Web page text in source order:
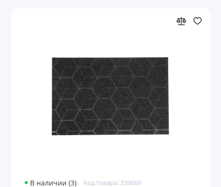
В наличии (3) Код товара: 339669